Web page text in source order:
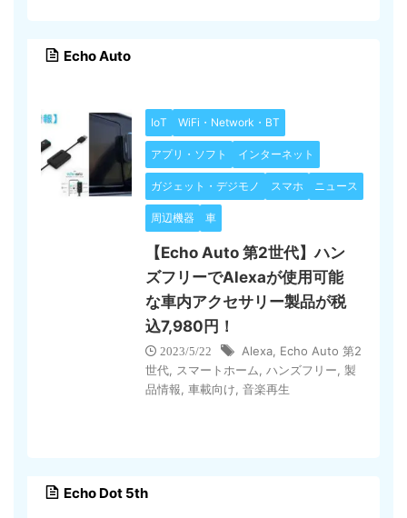
Echo Auto
IoT WiFi・Network・BT
アプリ・ソフト インターネット
ガジェット・デジモノ スマホ ニュース
周辺機器 車
【Echo Auto 第2世代】ハン
ズフリーでAlexaが使用可能
な車内アクセサリー製品が税
込7,980円！
2023/5/22 Alexa Echo Auto 第2
世代
スマートホーム ハンズフリー 製
品情報 車載向け 音楽再生
Echo Dot 5th